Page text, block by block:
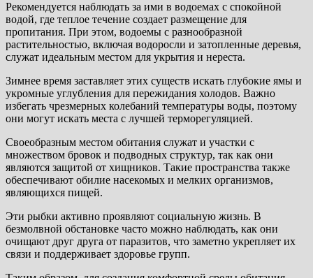
Рекомендуется наблюдать за ими в водоемах с спокойной
водой, где теплое течение создает размещение для
пропитания. При этом, водоемы с разнообразной
растительностью, включая водоросли и затопленные деревья,
служат идеальным местом для укрытия и нереста.
Зимнее время заставляет этих существ искать глубокие ямы и
укромные углубления для пережидания холодов. Важно
избегать чрезмерных колебаний температуры воды, поэтому
они могут искать места с лучшей терморегуляцией.
Своеобразным местом обитания служат и участки с
множеством бровок и подводных структур, так как они
являются защитой от хищников. Такие пространства также
обеспечивают обилие насекомых и мелких организмов,
являющихся пищей.
Эти рыбки активно проявляют социальную жизнь. В
безмолвной обстановке часто можно наблюдать, как они
очищают друг друга от паразитов, что заметно укрепляет их
связи и поддерживает здоровье групп.